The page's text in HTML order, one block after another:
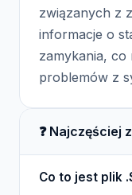
związanych z
informacje o
zamykania, co
problemów z
❓ Najczęściej
Co to jest plik